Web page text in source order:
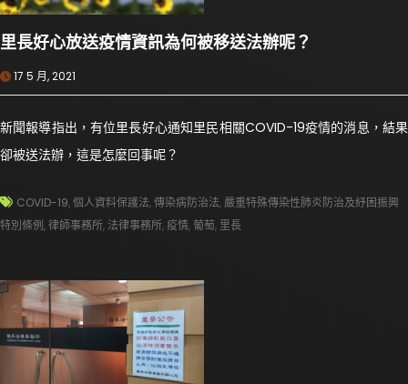
里長好心放送疫情資訊為何被移送法辦呢？
17 5 月, 2021
新聞報導指出，有位里長好心通知里民相關COVID-19疫情的消息，結果
卻被送法辦，這是怎麼回事呢？
COVID-19,個人資料保護法,傳染病防治法, 嚴重特殊傳染性肺炎防治及紓困振興
特別條例,律師事務所, 法律事務所,疫情,葡萄, 里長